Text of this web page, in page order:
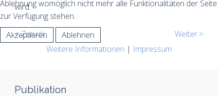
wird.
< Zurück Weiter >
Publikation
Ablehnung womöglich nicht mehr alle Funktionalitäten der Seite
zur Verfügung stehen.
Akzeptieren
Ablehnen
Weitere Informationen | Impressum